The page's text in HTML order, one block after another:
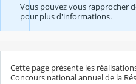
Vous pouvez vous rapprocher
pour plus d'informations.
Cette page présente les
Concours national annuel de la